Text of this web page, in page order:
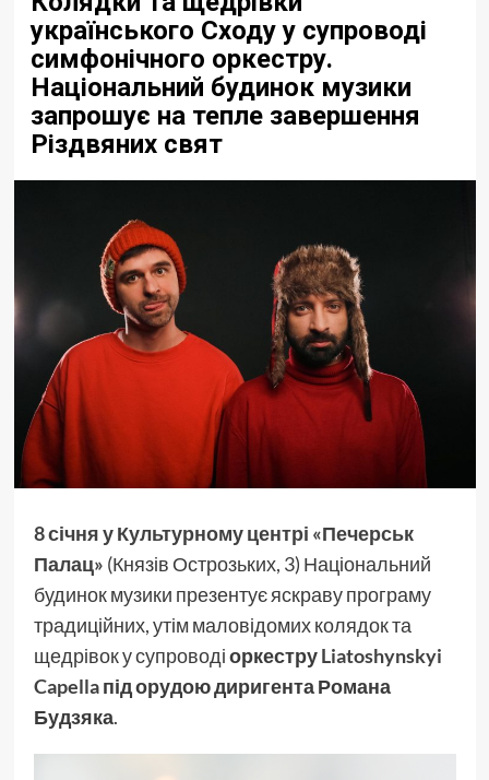
українського Сходу у супроводі
симфонічного оркестру.
Національний будинок музики
запрошує на тепле завершення
Різдвяних свят
8 січня у Культурному центрі «Печерськ
Палац» (Князів Острозьких, 3) Національний
будинок музики презентує яскраву програму
традиційних, утім маловідомих колядок та
щедрівок у супроводіоркеструLiatoshynskyi
Capellaпід орудою диригента Романа
Будзяка.